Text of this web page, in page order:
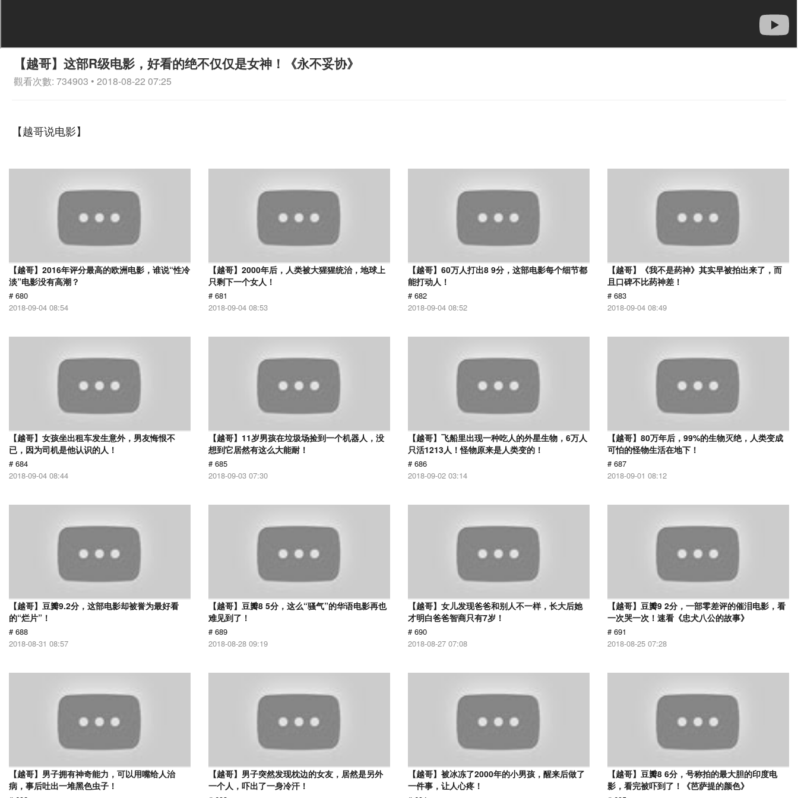
【越哥】这部R级电影，好看的绝不仅仅是女神！《永不妥协》
觀看次數: 734903 • 2018-08-22 07:25
【越哥说电影】
【越哥】2016年评分最高的欧洲电影，谁说“性冷
淡”电影没有高潮？
# 680
2018-09-04 08:54
【越哥】2000年后，人类被大猩猩统治，地球上
只剩下一个女人！
# 681
2018-09-04 08:53
【越哥】60万人打出8 9分，这部电影每个细节都
能打动人！
# 682
2018-09-04 08:52
【越哥】《我不是药神》其实早被拍出来了，而
且口碑不比药神差！
# 683
2018-09-04 08:49
【越哥】女孩坐出租车发生意外，男友悔恨不
已，因为司机是他认识的人！
# 684
2018-09-04 08:44
【越哥】11岁男孩在垃圾场捡到一个机器人，没
想到它居然有这么大能耐！
# 685
2018-09-03 07:30
【越哥】飞船里出现一种吃人的外星生物，6万人
只活1213人！怪物原来是人类变的！
# 686
2018-09-02 03:14
【越哥】80万年后，99%的生物灭绝，人类变成
可怕的怪物生活在地下！
# 687
2018-09-01 08:12
【越哥】豆瓣9.2分，这部电影却被誉为最好看
的“烂片”！
# 688
2018-08-31 08:57
【越哥】豆瓣8 5分，这么“骚气”的华语电影再也
难见到了！
# 689
2018-08-28 09:19
【越哥】女儿发现爸爸和别人不一样，长大后她
才明白爸爸智商只有7岁！
# 690
2018-08-27 07:08
【越哥】豆瓣9 2分，一部零差评的催泪电影，看
一次哭一次！速看《忠犬八公的故事》
# 691
2018-08-25 07:28
【越哥】男子拥有神奇能力，可以用嘴给人治
病，事后吐出一堆黑色虫子！
【越哥】男子突然发现枕边的女友，居然是另外
一个人，吓出了一身冷汗！
【越哥】被冰冻了2000年的小男孩，醒来后做了
一件事，让人心疼！
【越哥】豆瓣8 6分，号称拍的最大胆的印度电
影，看完被吓到了！《芭萨提的颜色》